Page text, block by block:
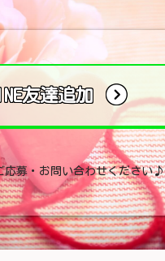
友達追加
応募・お問い合わせください♪